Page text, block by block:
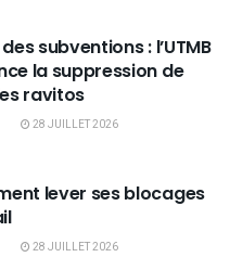
subventions : l’UTMB
la suppression de
ravitos
28 JUILLET 2026
lever ses blocages
28 JUILLET 2026